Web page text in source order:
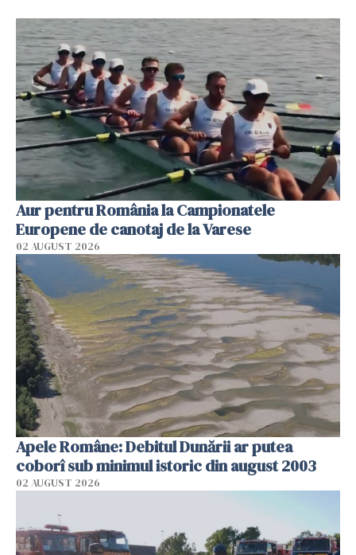
Aur pentru România la Campionatele
Europene de canotaj de la Varese
02 AUGUST 2026
Apele Române: Debitul Dunării ar putea
coborî sub minimul istoric din august 2003
02 AUGUST 2026